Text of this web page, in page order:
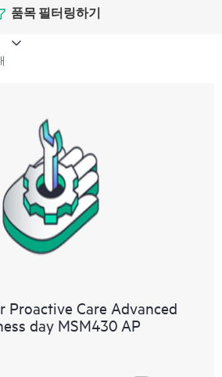
다.
에서는 Remote Support
여 장치를 모니터링하고 데이터를
Technology를 실행해야 합니다.
품목 필터링하기
Proactive Care Advanced
day MSM430 AP